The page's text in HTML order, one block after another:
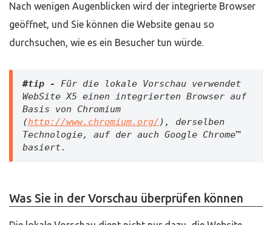
Nach wenigen Augenblicken wird der integrierte Browser
geöffnet, und Sie können die Website genau so
durchsuchen, wie es ein Besucher tun würde.
#tip - Für die lokale Vorschau verwendet
WebSite X5 einen integrierten Browser auf
Basis von Chromium
(http://www.chromium.org/), derselben
Technologie, auf der auch Google Chrome™
basiert.
Was Sie in der Vorschau überprüfen können